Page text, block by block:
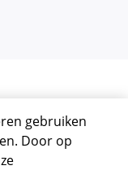
gebruiken
Door op